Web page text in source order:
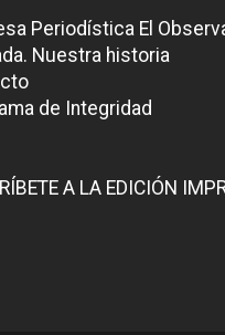
Periodística El
Nuestra historia
de Integridad
A LA EDICIÓN